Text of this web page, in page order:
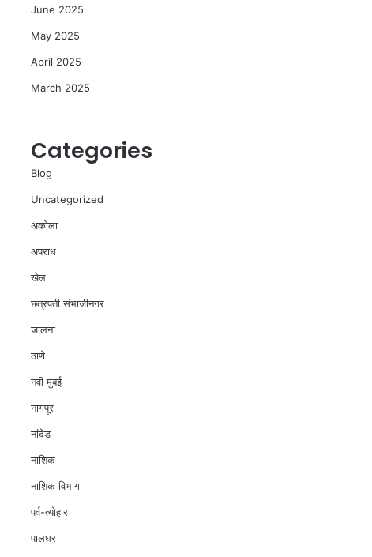
June 2025
May 2025
April 2025
March 2025
Categories
Blog
Uncategorized
अकोला
अपराध
खेल
छत्रपती संभाजीनगर
जालना
ठाणे
नवी मुंबई
नागपूर
नांदेड
नाशिक
नाशिक विभाग
पर्व-त्योहार
पालघर